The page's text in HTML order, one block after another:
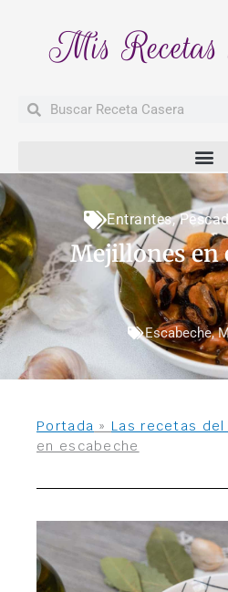
Mis Recetas
BuscarBuscar
Entrantes,
Mejillones en
Escabeche,
Portada » Las recetas
en escabeche